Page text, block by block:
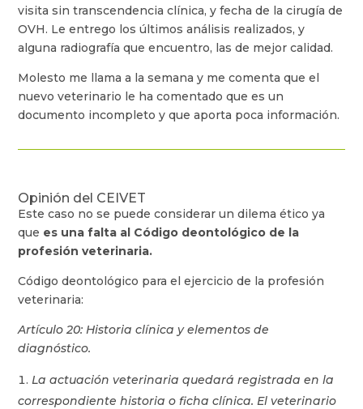
visita sin transcendencia clínica, y fecha de la cirugía de
OVH. Le entrego los últimos análisis realizados, y
alguna radiografía que encuentro, las de mejor calidad.
Molesto me llama a la semana y me comenta que el
nuevo veterinario le ha comentado que es un
documento incompleto y que aporta poca información.
Opinión del CEIVET
Este caso no se puede considerar un dilema ético ya
que es una falta al Código deontológico de la
profesión veterinaria.
Código deontológico para el ejercicio de la profesión
veterinaria:
Artículo 20: Historia clínica y elementos de
diagnóstico.
La actuación veterinaria quedará registrada en la
correspondiente historia o ficha clínica. El veterinario